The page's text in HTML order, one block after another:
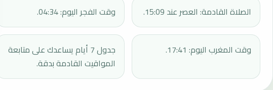
الصلاة القادمة: العصر عند 15:09. وقت الفجر اليوم: 04:34.
وقت المغرب اليوم: 17:41.
جدول 7 أيام يساعدك على متابعة
المواقيت القادمة بدقة.